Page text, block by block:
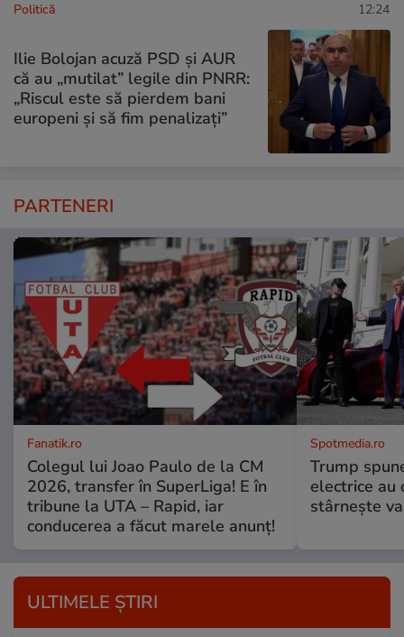
Politică 12:24
Ilie Bolojan acuză PSD și AUR
că au „mutilat” legile din PNRR:
„Riscul este să pierdem bani
europeni și să fim penalizați”
PARTENERI
Fanatik.ro
Colegul lui Joao Paulo de la CM
2026, transfer în SuperLiga! E în
tribune la UTA – Rapid, iar
conducerea a făcut marele anunț!
Spotmedia.ro
Trump
electrice au
stârnește
ULTIMELE ȘTIRI